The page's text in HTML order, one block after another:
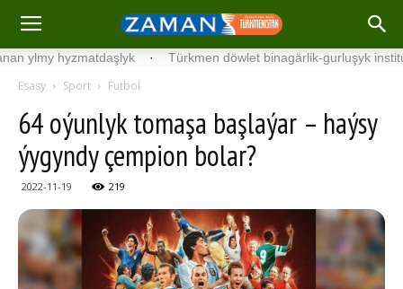
· Türkmen döwlet binagärlik-gurluşyk institutynyň
Esasy Sport Futbol
64 oýunlyk tomaşa başlaýar – haýsy
ýygyndy çempion bolar?
2022-11-19 219